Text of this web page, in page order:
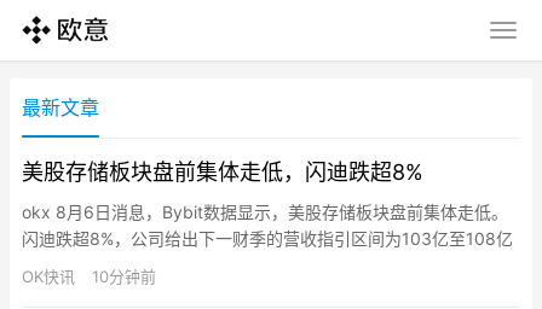
最新文章
美股存储板块盘前集体走低，闪迪跌超8%
okx 8月6日消息，Bybit数据显示，美股存储板块盘前集体走低。
闪迪跌超8%，公司给出下一财季的营收指引区间为103亿至108亿
美元，不及市场预期。西部数据跌近12%，SK海力士跌近6%，美
光科技跌近3%。
OK快讯 10分钟前